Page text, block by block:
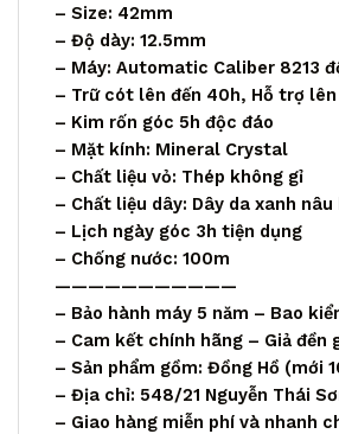
– Size: 42mm
– Độ dày: 12.5mm
– Máy: Automatic Caliber 8213
– Trữ cót lên đến 40h, Hỗ trợ
– Kim rốn góc 5h độc đáo
– Mặt kính: Mineral Crystal
– Chất liệu vỏ: Thép không gỉ
– Chất liệu dây: Dây da xanh
– Lịch ngày góc 3h tiện dụng
– Chống nước: 100m
———————————
– Bảo hành máy 5 năm – Bao
– Cam kết chính hãng – Giả đền
– Sản phẩm gồm: Đồng Hồ (mới
– Địa chỉ: 548/21 Nguyễn Thái
– Giao hàng miễn phí và nhanh